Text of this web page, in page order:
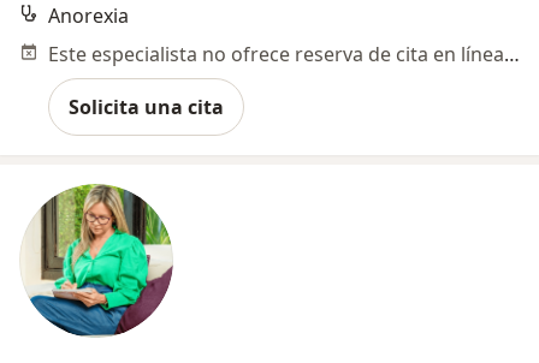
Anorexia
Este especialista no ofrece reserva de cita en línea en esta dirección.
Solicita una cita